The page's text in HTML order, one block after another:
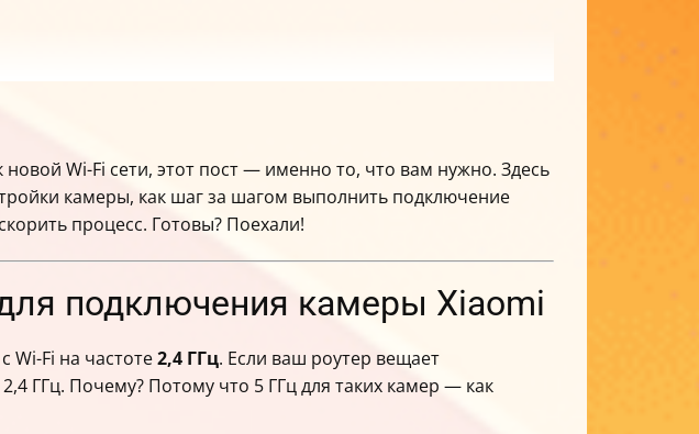
Wi-Fi сети, этот пост — именно то, что вам нужно. Здесь
камеры, как шаг за шагом выполнить подключение
процесс. Готовы? Поехали!
подключения камеры Xiaomi
Wi-Fi на частоте2,4 ГГц. Если ваш роутер вещает
ГГц. Почему? Потому что 5 ГГц для таких камер — как